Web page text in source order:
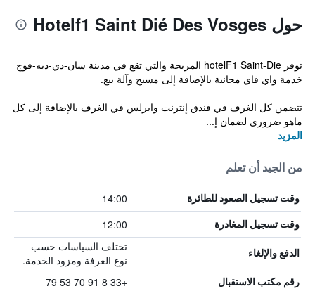
حول Hotelf1 Saint Dié Des Vosges
توفر hotelF1 Saint-Die المريحة والتي تقع في مدينة سان-دي-ديه-فوج
خدمة واي فاي مجانية بالإضافة إلى مسبح وآلة بيع.
تتضمن كل الغرف في فندق إنترنت وايرلس في الغرف بالإضافة إلى كل
ماهو ضروري لضمان إ...
المزيد
من الجيد أن تعلم
وقت تسجيل الصعود للطائرة 14:00
وقت تسجيل المغادرة 12:00
الدفع والإلغاء
تختلف السياسات حسب
نوع الغرفة ومزود الخدمة.
رقم مكتب الاستقبال +33 8 91 70 53 79